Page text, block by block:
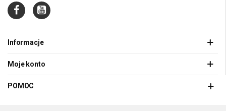
Informacje
Moje konto
POMOC